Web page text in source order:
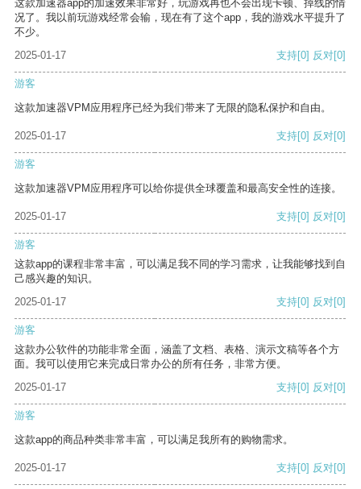
这款加速器app的加速效果非常好，玩游戏再也不会出现卡顿、掉线的情
况了。我以前玩游戏经常会输，现在有了这个app，我的游戏水平提升了
不少。
2025-01-17
支持[0] 反对[0]
游客
这款加速器VPM应用程序已经为我们带来了无限的隐私保护和自由。
2025-01-17 支持[0] 反对[0]
游客
这款加速器VPM应用程序可以给你提供全球覆盖和最高安全性的连接。
2025-01-17 支持[0] 反对[0]
游客
这款app的课程非常丰富，可以满足我不同的学习需求，让我能够找到自
己感兴趣的知识。
2025-01-17
支持[0] 反对[0]
游客
这款办公软件的功能非常全面，涵盖了文档、表格、演示文稿等各个方
面。我可以使用它来完成日常办公的所有任务，非常方便。
2025-01-17
支持[0] 反对[0]
游客
这款app的商品种类非常丰富，可以满足我所有的购物需求。
2025-01-17 支持[0] 反对[0]